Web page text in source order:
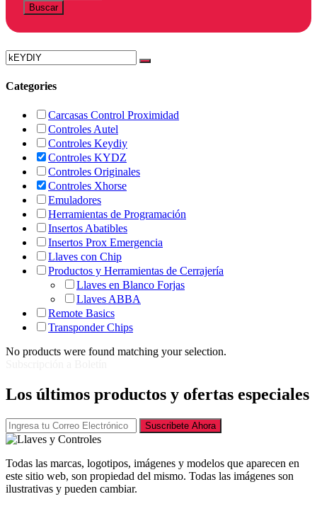
Buscar
Categories
Carcasas Control Proximidad
Controles Autel
Controles Keydiy
Controles KYDZ
Controles Originales
Controles Xhorse
Emuladores
Herramientas de Programación
Insertos Abatibles
Insertos Prox Emergencia
Llaves con Chip
Productos y Herramientas de Cerrajería
Llaves en Blanco Forjas
Llaves ABBA
Remote Basics
Transponder Chips
No products were found matching your selection.
Los últimos productos y ofertas especiales
Suscribete Ahora
Todas las marcas, logotipos, imágenes y modelos que aparecen en
este sitio web, son propiedad del mismo. Todas las imágenes son
ilustrativas y pueden cambiar.